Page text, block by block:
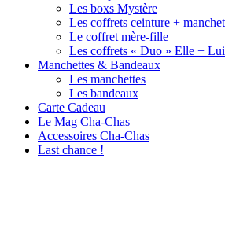
Les boxs Mystère
Les coffrets ceinture +
Le coffret mère-fille
Les coffrets « Duo » Elle + Lui
Manchettes & Bandeaux
Les manchettes
Les bandeaux
Carte Cadeau
Le Mag Cha-Chas
Accessoires Cha-Chas
Last chance !